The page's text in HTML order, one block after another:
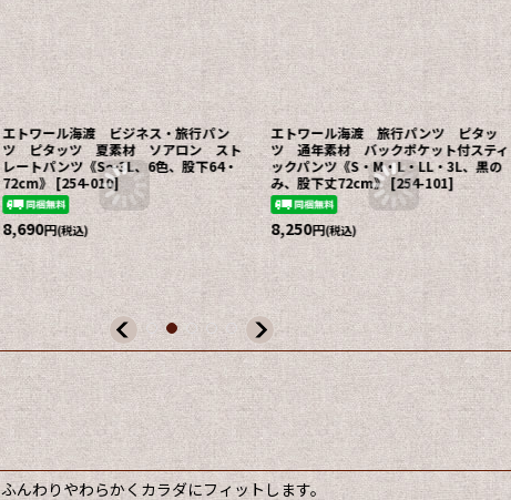
エトワール海渡 ビジネス・旅行パン
ツ ピタッツ 夏素材 ソアロン スト
レートパンツ《S〜3L、6色、股下64・
72cm》 [254-010]
8,690円(税込)
エトワール海渡 旅行パンツ ピタッ
ツ 通年素材 バックポケット付スティ
ックパンツ《S・M・L・LL・3L、黒の
み、股下丈72cm》 [254-101]
8,250円(税込)
わりやわらかくカラダにフィットします。